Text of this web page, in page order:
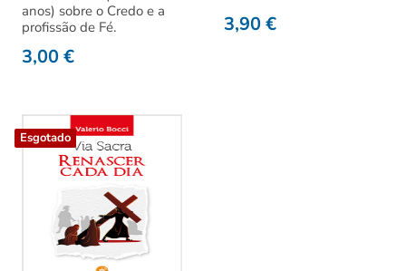
anos) sobre o Credo e a
profissão de Fé.
3,00€
3,90€
Esgotado